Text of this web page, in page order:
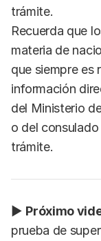
trámite.
Recuerda que
materia de
que siempre es
información
del Ministerio
o del
trámite.
▶ Próximo
prueba de